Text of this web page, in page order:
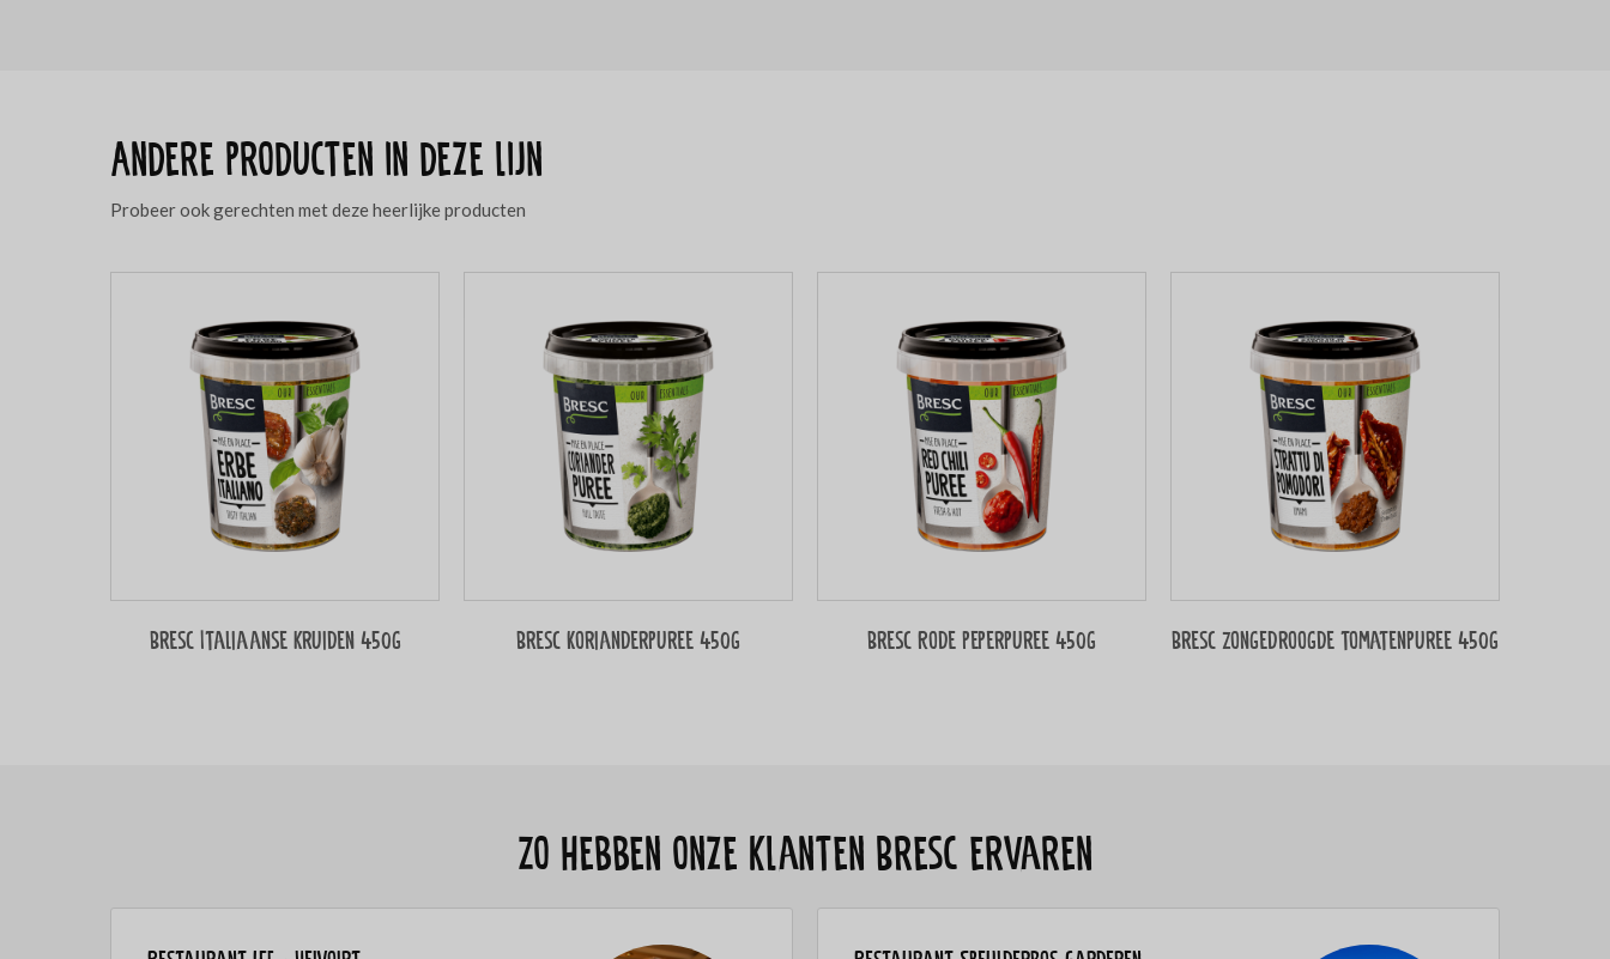
Andere producten in deze lijn
Probeer ook gerechten met deze heerlijke producten
Bresc Italiaanse kruiden 450g Bresc Korianderpuree 450g Bresc Rode peperpuree 450g Bresc Zongedroogde tomatenpuree 450g
Zo hebben onze klanten Bresc ervaren